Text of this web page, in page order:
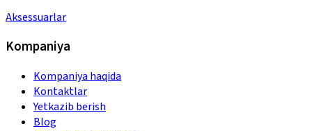
Aksessuarlar
Kompaniya
Kompaniya haqida
Kontaktlar
Yetkazib berish
Blog